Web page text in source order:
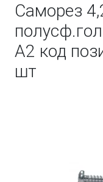
Саморез
A2 код
шт